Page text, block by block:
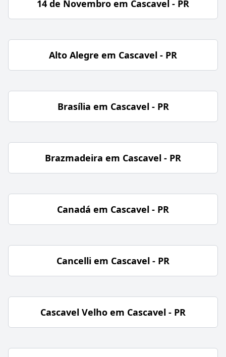
14 de Novembro em Cascavel - PR
Alto Alegre em Cascavel - PR
Brasília em Cascavel - PR
Brazmadeira em Cascavel - PR
Canadá em Cascavel - PR
Cancelli em Cascavel - PR
Cascavel Velho em Cascavel - PR